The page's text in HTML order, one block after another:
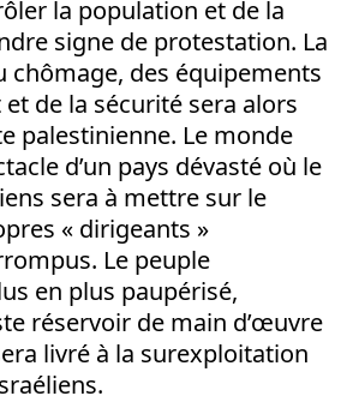
la population et de la
signe de protestation. La
chômage, des équipements
de la sécurité sera alors
palestinienne. Le monde
d’un pays dévasté où le
sera à mettre sur le
« dirigeants »
Le peuple
en plus paupérisé,
réservoir de main d’œuvre
livré à la surexploitation